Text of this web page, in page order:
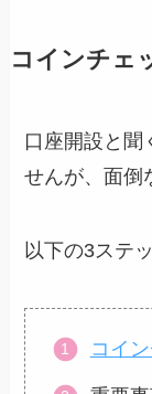
コインチェ
口座開設と聞
せんが、面倒
以下の3ステ
コイ